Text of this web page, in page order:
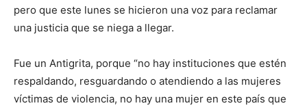
pero que este lunes se hicieron una voz para reclamar
una justicia que se niega a llegar.
Fue un Antigrita, porque “no hay instituciones que estén
respaldando, resguardando o atendiendo a las mujeres
víctimas de violencia, no hay una mujer en este país que